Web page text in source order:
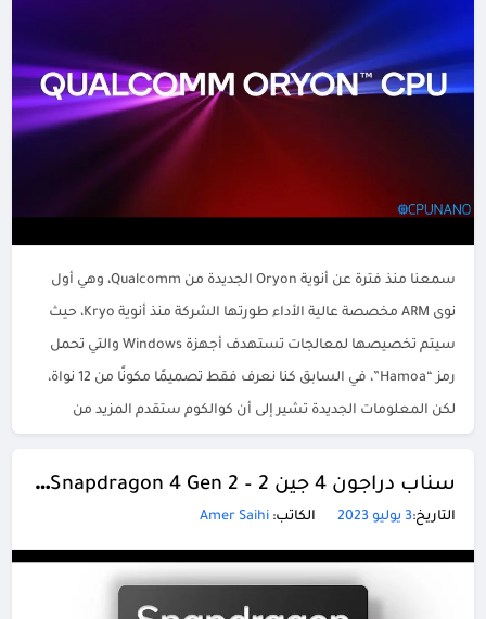
سمعنا منذ فترة عن أنوية Oryon الجديدة من Qualcomm، وهي أول
نوى ARM مخصصة عالية الأداء طورتها الشركة منذ أنوية Kryo، حيث
سيتم تخصيصها لمعالجات تستهدف أجهزة Windows والتي تحمل
رمز “Hamoa”، في السابق كنا نعرف فقط تصميمًا مكونًا من 12 نواة،
لكن المعلومات الجديدة تشير إلى أن كوالكوم ستقدم المزيد من
سناب دراجون 4 جين 2 – Snapdragon 4 Gen 2: الكشف عن الجيل الثاني من المعالج
التاريخ:3 يوليو 2023 الكاتب: Amer Saihi